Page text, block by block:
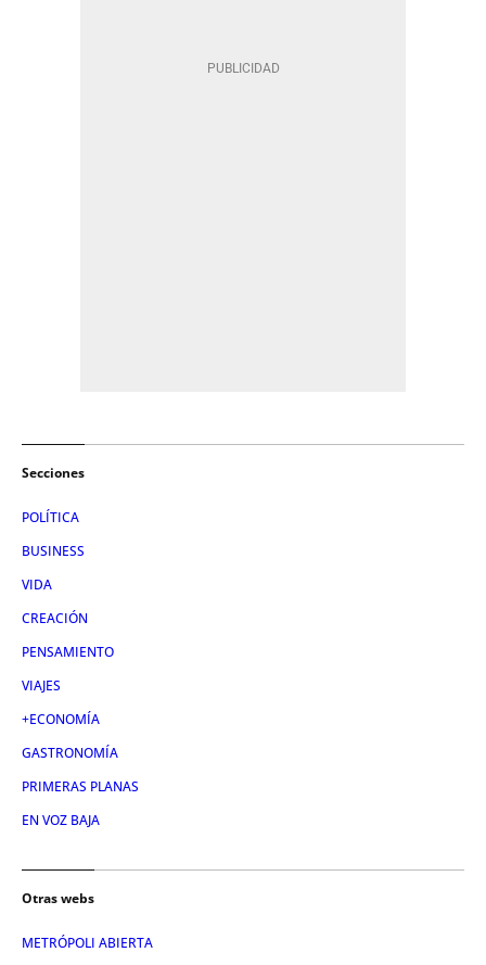
Secciones
POLÍTICA
BUSINESS
VIDA
CREACIÓN
PENSAMIENTO
VIAJES
+ECONOMÍA
GASTRONOMÍA
PRIMERAS PLANAS
EN VOZ BAJA
Otras webs
METRÓPOLI ABIERTA